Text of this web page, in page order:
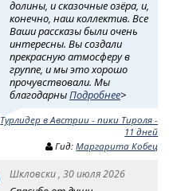
долины, и сказочные озёра, и,
конечно, наш коллектив. Все
Ваши рассказы были очень
интересны. Вы создали
прекрасную атмосферу в
группе, и мы это хорошо
прочувствовали. Мы
благодарныПодробнее>
Турлидер в Австрии - пики Тироля -
11 дней
Гид:Маргарита Кобец
Шкловски , 30 июля 2026